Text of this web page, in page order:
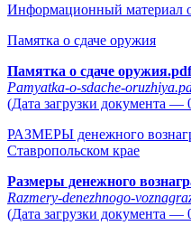
Информационный материал
Памятка о сдаче оружия
Памятка о сдаче
Pamyatka-o-sdache-
(Дата загрузки документа —
РАЗМЕРЫ денежного
Ставропольском крае
Размеры денежного
Razmery-denezhnogo-
(Дата загрузки документа —